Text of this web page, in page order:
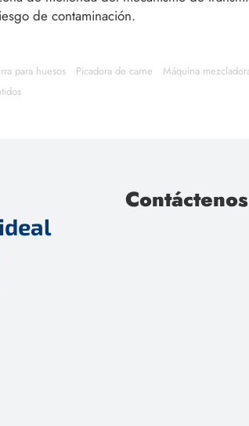
de contaminación.
para huesos Picadora de carne Máquina
Contáctenos